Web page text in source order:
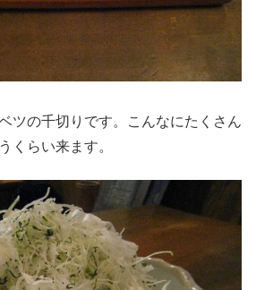
ツの千切りです。こんなにたくさん
くらい来ます。